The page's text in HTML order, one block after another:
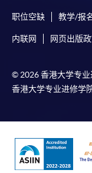
职位空缺 教学/报
内联网 网页出版
© 2026 香港大学专
香港大学专业进修学